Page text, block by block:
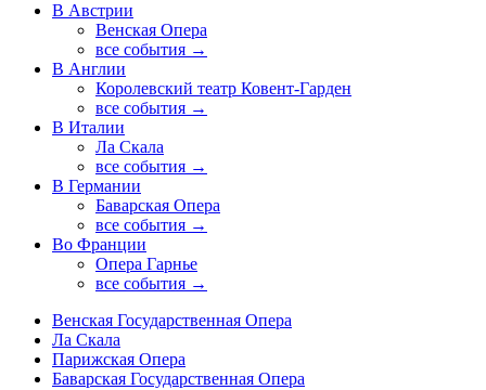
В Австрии
Венская Опера
все события →
В Англии
Королевский театр Ковент-Гарден
все события →
В Италии
Ла Скала
все события →
В Германии
Баварская Опера
все события →
Во Франции
Опера Гарнье
все события →
Венская Государственная Опера
Ла Скала
Парижская Опера
Баварская Государственная Опера